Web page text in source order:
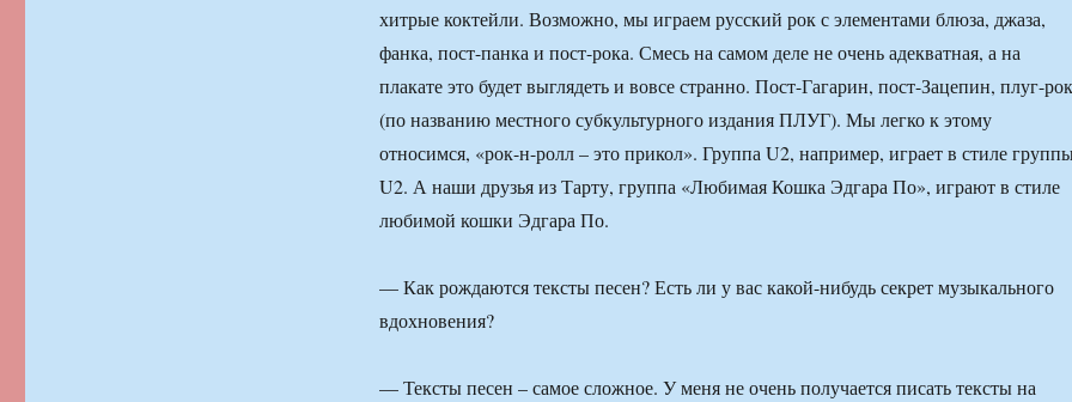
хитрые коктейли. Возможно, мы играем русский рок с элементами блюза, джаза,
фанка, пост-панка и пост-рока. Смесь на самом деле не очень адекватная, а на
плакате это будет выглядеть и вовсе странно. Пост-Гагарин, пост-Зацепин, плуг-рок
(по названию местного субкультурного издания ПЛУГ). Мы легко к этому
относимся, «рок-н-ролл – это прикол». Группа U2, например, играет в стиле
U2. А наши друзья из Тарту, группа «Любимая Кошка Эдгара По», играют в стиле
любимой кошки Эдгара По.
— Как рождаются тексты песен? Есть ли у вас какой-нибудь секрет музыкального
вдохновения?
— Тексты песен – самое сложное. У меня не очень получается писать тексты на